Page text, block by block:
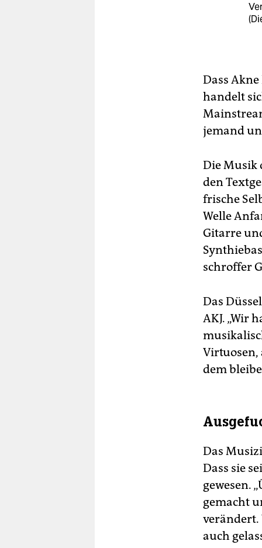
Dass
handelt
jemand
Die Musik
den
frische
Welle
Gitarre
schroffer
Das
AKJ. „Wir
Virtuosen,
dem
Das
Dass sie
gewesen.
gemacht
verändert.
auch